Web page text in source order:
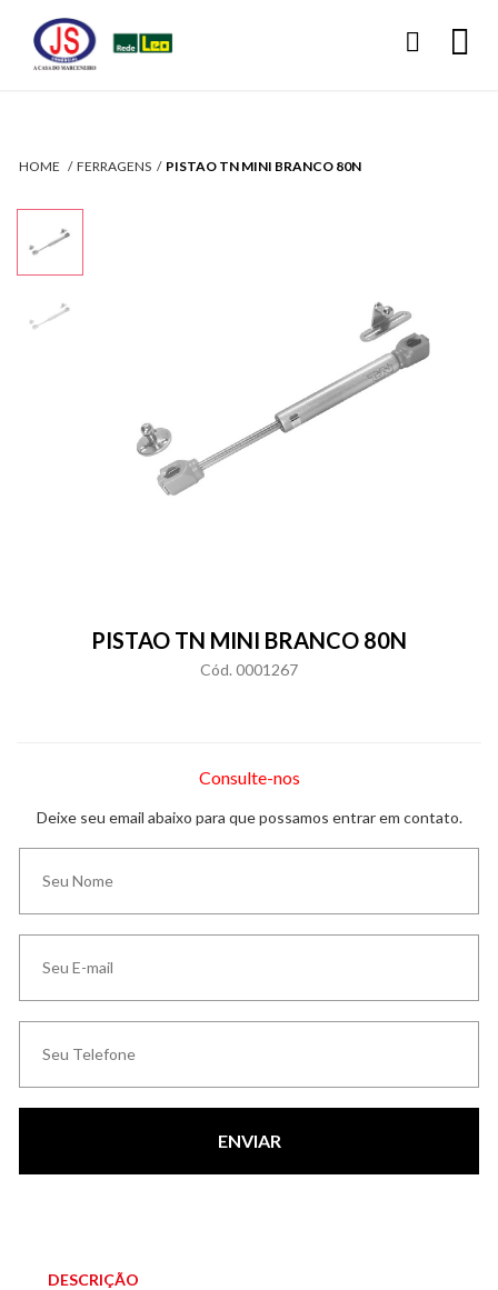
HOME FERRAGENS PISTAO TN MINI BRANCO 80N
PISTAO TN MINI BRANCO 80N
Cód. 0001267
Consulte-nos
Deixe seu email abaixo para que possamos entrar em contato.
ENVIAR
DESCRIÇÃO